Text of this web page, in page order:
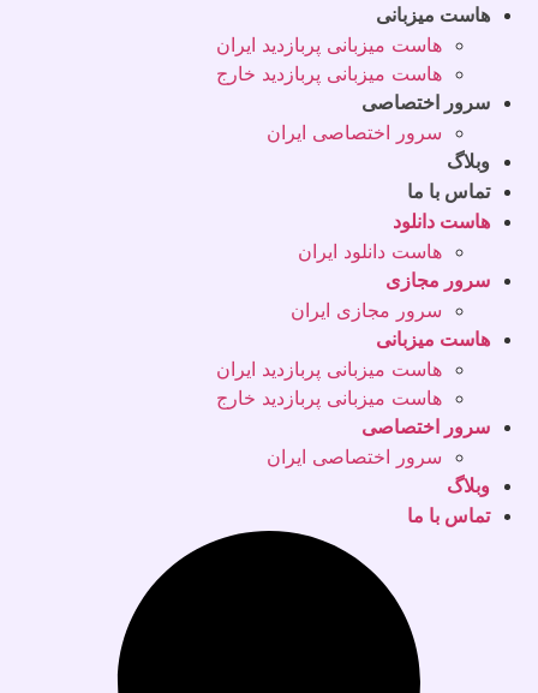
هاست میزبانی
هاست میزبانی پربازدید ایران
هاست میزبانی پربازدید خارج
سرور اختصاصی
سرور اختصاصی ایران
وبلاگ
تماس با ما
هاست دانلود
هاست دانلود ایران
سرور مجازی
سرور مجازی ایران
هاست میزبانی
هاست میزبانی پربازدید ایران
هاست میزبانی پربازدید خارج
سرور اختصاصی
سرور اختصاصی ایران
وبلاگ
تماس با ما